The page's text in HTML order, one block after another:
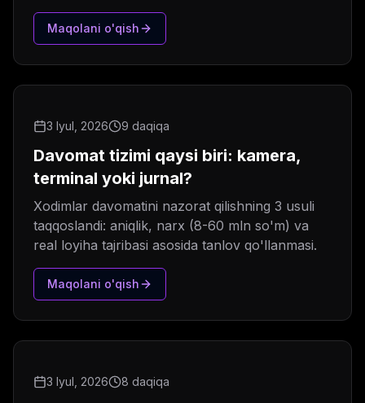
taqqoslash.
Maqolani o'qish
3 Iyul, 2026 9 daqiqa
Davomat tizimi qaysi biri: kamera,
terminal yoki jurnal?
Xodimlar davomatini nazorat qilishning 3 usuli
taqqoslandi: aniqlik, narx (8-60 mln so'm) va
real loyiha tajribasi asosida tanlov qo'llanmasi.
Maqolani o'qish
3 Iyul, 2026 8 daqiqa